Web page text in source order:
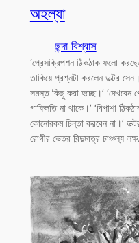
অহল্যা
ছন্দা বিশ্বাস
‘প্রেসক্রিপশন ঠিকঠাক ফলো
তাকিয়ে প্রশ্নটা করলেন ডক্টর
সমস্ত কিছু করা হচ্ছে।’ ‘দেখবেন
গাফিলতি না থাকে।’ ‘বিপাশা
কোনোরকম চিন্তা করবেন না।’
রোগীর ভেতর বিন্দুমাত্র চাঞ্চল্য